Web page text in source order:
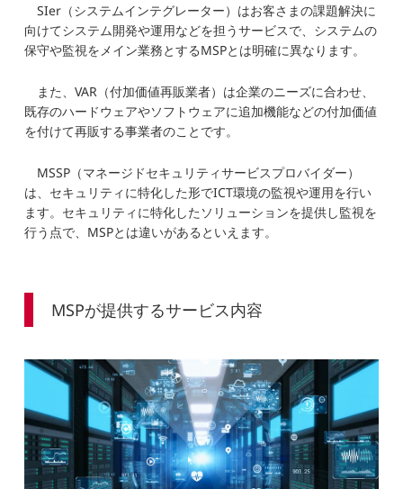
SIer（システムインテグレーター）はお客さまの課題解決に
向けてシステム開発や運用などを担うサービスで、システムの
保守や監視をメイン業務とするMSPとは明確に異なります。
また、VAR（付加価値再販業者）は企業のニーズに合わせ、
既存のハードウェアやソフトウェアに追加機能などの付加価値
を付けて再販する事業者のことです。
MSSP（マネージドセキュリティサービスプロバイダー）
は、セキュリティに特化した形でICT環境の監視や運用を行い
ます。セキュリティに特化したソリューションを提供し監視を
行う点で、MSPとは違いがあるといえます。
MSPが提供するサービス内容